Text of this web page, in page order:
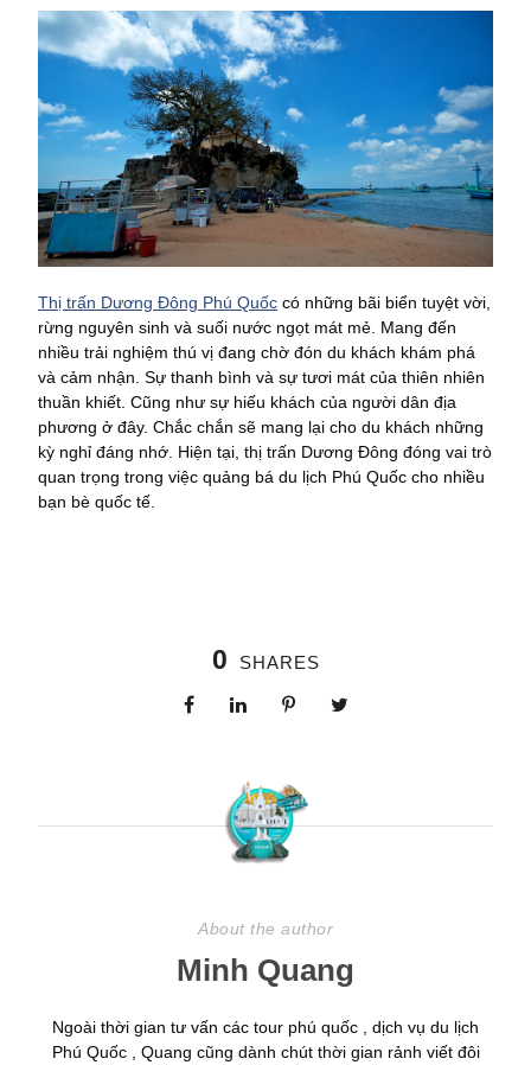
Thị trấn Dương Đông Phú Quốc có những bãi biển tuyệt vời,
rừng nguyên sinh và suối nước ngọt mát mẻ. Mang đến
nhiều trải nghiệm thú vị đang chờ đón du khách khám phá
và cảm nhận. Sự thanh bình và sự tươi mát của thiên nhiên
thuần khiết. Cũng như sự hiếu khách của người dân địa
phương ở đây. Chắc chắn sẽ mang lại cho du khách những
kỳ nghỉ đáng nhớ. Hiện tại, thị trấn Dương Đông đóng vai trò
quan trọng trong việc quảng bá du lịch Phú Quốc cho nhiều
bạn bè quốc tế.
0 SHARES
About the author
Minh Quang
Ngoài thời gian tư vấn các tour phú quốc , dịch vụ du lịch
Phú Quốc , Quang cũng dành chút thời gian rảnh viết đôi